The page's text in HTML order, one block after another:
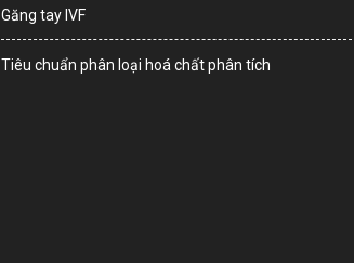
Găng tay IVF
Tiêu chuẩn phân loại hoá chất phân tích